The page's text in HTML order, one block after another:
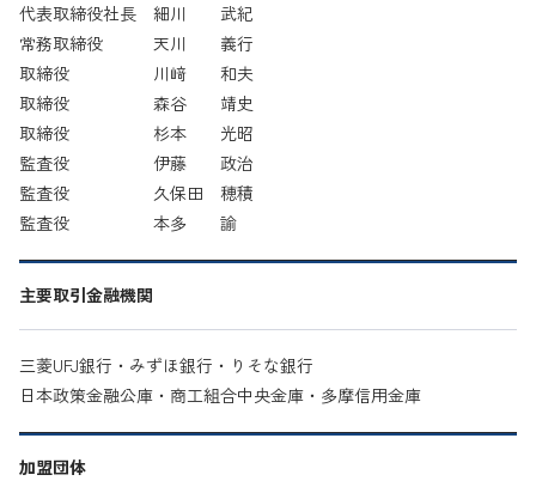
代表取締役社長 細川 武紀
常務取締役 天川 義行
取締役 川﨑 和夫
取締役 森谷 靖史
取締役 杉本 光昭
監査役 伊藤 政治
監査役 久保田 穂積
監査役 本多 諭
主要取引金融機関
三菱UFJ銀行・みずほ銀行・りそな銀行
日本政策金融公庫・商工組合中央金庫・多摩信用金庫
加盟団体